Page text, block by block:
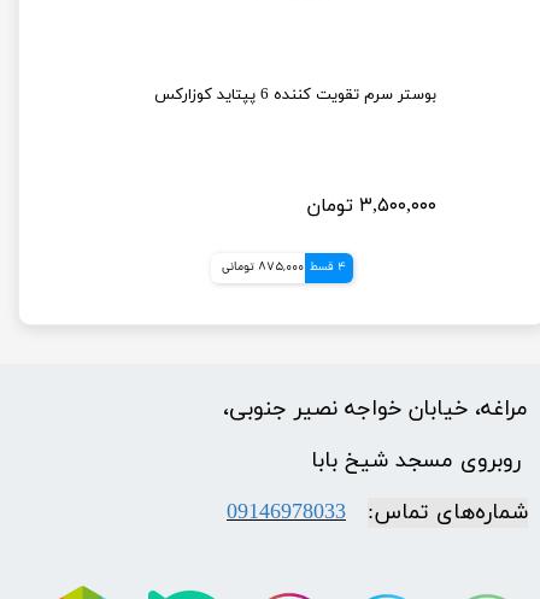
بوستر سرم تقویت کننده 6 پپتاید کوزارکس
۳,۵۰۰,۰۰۰ تومان
4 قسط 875,000 تومانی
مراغه، خیابان خواجه نصیر جنوبی،
​​​​​​​ روبروی مسجد شیخ بابا
شماره‌‌های تماس:
09146978033